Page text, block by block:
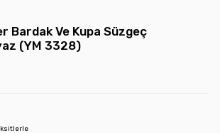
Bardak Ve Kupa Süzgeç
(YM 3328)